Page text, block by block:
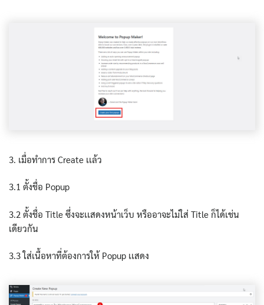
3. เมื่อทำการ Create เเล้ว
3.1 ตั้งชื่อ Popup
3.2 ตั้งชื่อ Title ซึ่งจะเเสดงหน้าเว็บ หรืออาจะไม่ใส่ Title ก็ได้เช่น
เดียวกัน
3.3 ใส่เนื้อหาที่ต้องการให้ Popup เเสดง